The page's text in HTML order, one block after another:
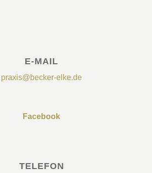
E-MAIL
praxis@becker-elke.de
Facebook
TELEFON